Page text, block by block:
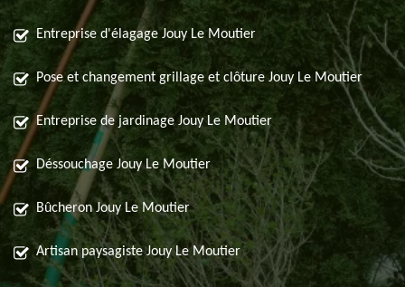
Entreprise d'élagage Jouy Le Moutier
Pose et changement grillage et clôture Jouy Le Moutier
Entreprise de jardinage Jouy Le Moutier
Déssouchage Jouy Le Moutier
Bûcheron Jouy Le Moutier
Artisan paysagiste Jouy Le Moutier